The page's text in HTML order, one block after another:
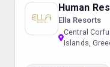
Human
Ella Resorts
Central
Islands,